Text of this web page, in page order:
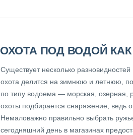
ОХОТА ПОД ВОДОЙ
Существует несколько
охота делится на зимнюю и летнюю,
по типу водоема — морская, озерная,
охоты подбирается снаряжение, ведь
Немаловажно правильно выбрать
сегодняшний день в магазинах